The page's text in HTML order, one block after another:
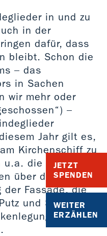
JETZT
SPENDEN
WEITER
ERZÄHLEN
in und zu
in der
dafür, dass
bleibt. Schon die
– das
in Sachen
wir mehr oder
–
Jahr gilt es,
Kirchenschiff zu
u.a. die
über den
der Fassade, die
und Schimmel
der